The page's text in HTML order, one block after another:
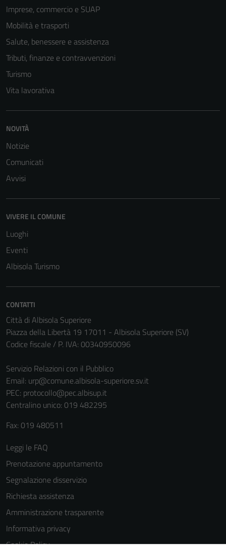
Imprese, commercio e SUAP
Mobilità e trasporti
Salute, benessere e assistenza
Tributi, finanze e contravvenzioni
Turismo
Vita lavorativa
NOVITÀ
Notizie
Comunicati
Avvisi
VIVERE IL COMUNE
Luoghi
Eventi
Albisola Turismo
CONTATTI
Città di Albisola Superiore
Piazza della Libertà 19 17011 - Albisola Superiore (SV)
Codice fiscale / P. IVA: 00340950096
Servizio Relazioni con il Pubblico
Email: urp@comune.albisola-superiore.sv.it
PEC: protocollo@pec.albisup.it
Centralino unico: 019 482295
Fax: 019 480511
Leggi le FAQ
Prenotazione appuntamento
Segnalazione disservizio
Richiesta assistenza
Amministrazione trasparente
Informativa privacy
informazioni
personali.